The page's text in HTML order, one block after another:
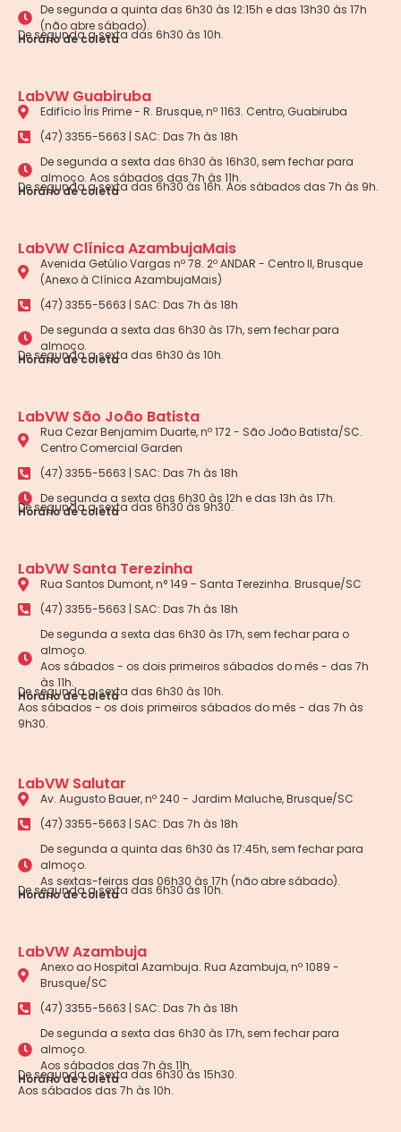
De segunda a quinta das 6h30 às 12:15h e das 13h30 às 17h
(não abre sábado).
Horário de coleta
De segunda a sexta das 6h30 às 10h.
LabVW Guabiruba
Edifício Íris Prime - R. Brusque, nº 1163. Centro, Guabiruba
(47) 3355-5663 | SAC: Das 7h às 18h
De segunda a sexta das 6h30 às 16h30, sem fechar para
almoço. Aos sábados das 7h às 11h.
Horário de coleta
De segunda a sexta das 6h30 às 16h. Aos sábados das 7h às 9h.
LabVW Clínica AzambujaMais
Avenida Getúlio Vargas nº 78. 2º ANDAR - Centro II, Brusque
(Anexo à Clínica AzambujaMais)
(47) 3355-5663 | SAC: Das 7h às 18h
De segunda a sexta das 6h30 às 17h, sem fechar para
almoço.
Horário de coleta
De segunda a sexta das 6h30 às 10h.
LabVW São João Batista
Rua Cezar Benjamim Duarte, nº 172 - São João Batista/SC.
Centro Comercial Garden
(47) 3355-5663 | SAC: Das 7h às 18h
De segunda a sexta das 6h30 às 12h e das 13h às 17h.
Horário de coleta
De segunda a sexta das 6h30 às 9h30.
LabVW Santa Terezinha
Rua Santos Dumont, n° 149 - Santa Terezinha. Brusque/SC
(47) 3355-5663 | SAC: Das 7h às 18h
De segunda a sexta das 6h30 às 17h, sem fechar para o
almoço.
Aos sábados - os dois primeiros sábados do mês - das 7h
às 11h.
Horário de coleta
De segunda a sexta das 6h30 às 10h.
Aos sábados - os dois primeiros sábados do mês - das 7h às
9h30.
LabVW Salutar
Av. Augusto Bauer, nº 240 - Jardim Maluche, Brusque/SC
(47) 3355-5663 | SAC: Das 7h às 18h
De segunda a quinta das 6h30 às 17:45h, sem fechar para
almoço.
As sextas-feiras das 06h30 às 17h (não abre sábado).
Horário de coleta
De segunda a sexta das 6h30 às 10h.
LabVW Azambuja
Anexo ao Hospital Azambuja. Rua Azambuja, nº 1089 -
Brusque/SC
(47) 3355-5663 | SAC: Das 7h às 18h
De segunda a sexta das 6h30 às 17h, sem fechar para
almoço.
Aos sábados das 7h às 11h.
Horário de coleta
De segunda a sexta das 6h30 às 15h30.
Aos sábados das 7h às 10h.